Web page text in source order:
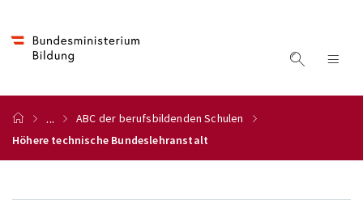
...
ABC der berufsbildenden Schulen
Höhere technische Bundeslehranstalt